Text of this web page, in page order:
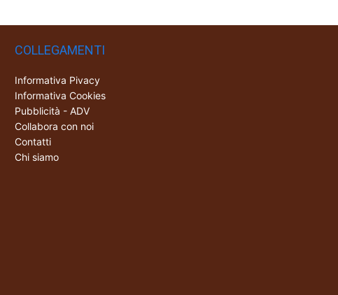
COLLEGAMENTI
Informativa Pivacy
Informativa Cookies
Pubblicità - ADV
Collabora con noi
Contatti
Chi siamo